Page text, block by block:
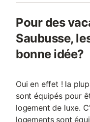
Pour des
Saubusse,
bonne idée?
Oui en effet ! la
sont équipés pour
logement de luxe.
logements sont